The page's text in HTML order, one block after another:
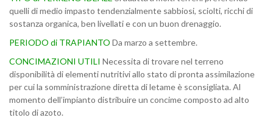
quelli di medio impasto tendenzialmente sabbiosi, sciolti, ricchi di
sostanza organica, ben livellati e con un buon drenaggio.
PERIODO di TRAPIANTO Da marzo a settembre.
CONCIMAZIONI UTILI Necessita di trovare nel terreno
disponibilità di elementi nutritivi allo stato di pronta assimilazione
per cui la somministrazione diretta di letame è sconsigliata. Al
momento dell’impianto distribuire un concime composto ad alto
titolo di azoto.